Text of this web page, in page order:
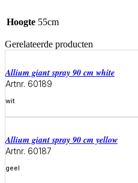
Hoogte 55cm
Gerelateerde producten
allium giant spray 90 cm white
Artnr. 60189
wit
allium giant spray 90 cm yellow
Artnr. 60187
geel
Meer informatie